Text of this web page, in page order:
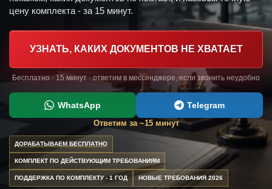
цену комплекта - за 15 минут.
УЗНАТЬ, КАКИХ ДОКУМЕНТОВ НЕ ХВАТАЕТ
Бесплатно · 15 минут · ответим в мессенджере, если звонить неудобно
WhatsApp Telegram
Ответим за ~15 минут
ДОРАБАТЫВАЕМ БЕСПЛАТНО
КОМПЛЕКТ ПО ДЕЙСТВУЮЩИМ ТРЕБОВАНИЯМ
ПОДДЕРЖКА ПО КОМПЛЕКТУ - 1 ГОД НОВЫЕ ТРЕБОВАНИЯ 2026